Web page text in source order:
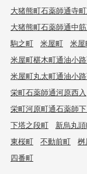
大猪熊町石薬師通寺
大猪熊町石薬師通中
駒之町
米屋町 米
米屋町椹木町通油小
米屋町丸太町通油小
栄町石薬師通河原西入
栄町河原町通石薬師
下塔之段町
新烏丸
東桜町
不動前町 桝
四番町